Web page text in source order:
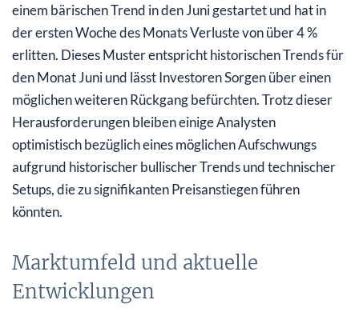
einem bärischen Trend in den Juni gestartet und hat in
der ersten Woche des Monats Verluste von über 4 %
erlitten. Dieses Muster entspricht historischen Trends für
den Monat Juni und lässt Investoren Sorgen über einen
möglichen weiteren Rückgang befürchten. Trotz dieser
Herausforderungen bleiben einige Analysten
optimistisch bezüglich eines möglichen Aufschwungs
aufgrund historischer bullischer Trends und technischer
Setups, die zu signifikanten Preisanstiegen führen
könnten.
Marktumfeld und aktuelle
Entwicklungen